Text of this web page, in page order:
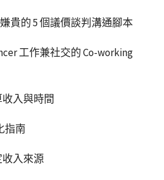
貴的 5 個議價談判溝通腳本
工作兼社交的 Co-working
入與時間
指南
入來源